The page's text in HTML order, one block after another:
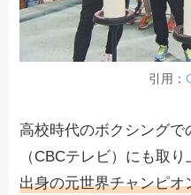
引用：
高校時代のボクシングで
（CBCテレビ）にも取
出身の元世界チャンピオ